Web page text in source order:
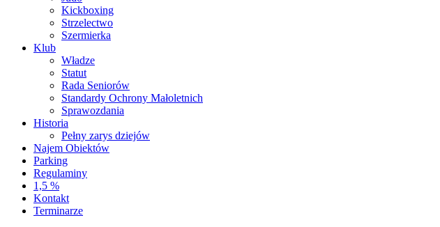
Kickboxing
Strzelectwo
Szermierka
Klub
Władze
Statut
Rada Seniorów
Standardy Ochrony Małoletnich
Sprawozdania
Historia
Pełny zarys dziejów
Najem Obiektów
Parking
Regulaminy
1,5 %
Kontakt
Terminarze